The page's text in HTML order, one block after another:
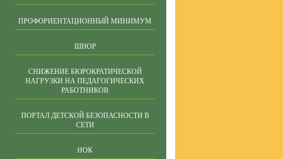
ПРОФОРИЕНТАЦИОННЫЙ МИНИМУМ
ШНОР
СНИЖЕНИЕ БЮРОКРАТИЧЕСКОЙ
НАГРУЗКИ НА ПЕДАГОГИЧЕСКИХ
РАБОТНИКОВ
ПОРТАЛ ДЕТСКОЙ БЕЗОПАСНОСТИ В
СЕТИ
НОК